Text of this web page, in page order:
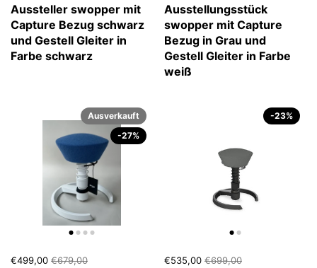
Aussteller swopper mit
Capture Bezug schwarz
und Gestell Gleiter in
Farbe schwarz
Ausstellungsstück
swopper mit Capture
Bezug in Grau und
Gestell Gleiter in Farbe
weiß
€499,00 €679,00
Ausverkauft
-27%
€535,00 €699,00
-23%